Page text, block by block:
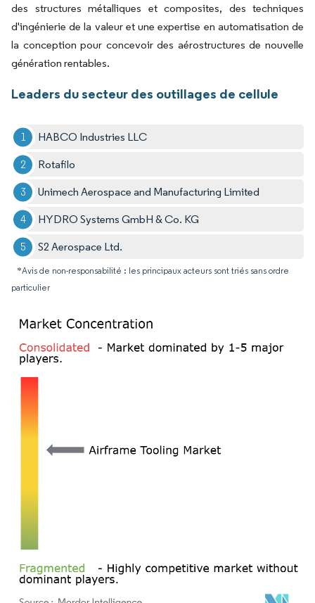
des structures métalliques et composites, des techniques
d'ingénierie de la valeur et une expertise en automatisation de
la conception pour concevoir des aérostructures de nouvelle
génération rentables.
Leaders du secteur des outillages de cellule
HABCO Industries LLC
Rotafilo
Unimech Aerospace and Manufacturing Limited
HYDRO Systems GmbH & Co. KG
S2 Aerospace Ltd.
*Avis de non-responsabilité : les principaux acteurs sont triés sans ordre
particulier